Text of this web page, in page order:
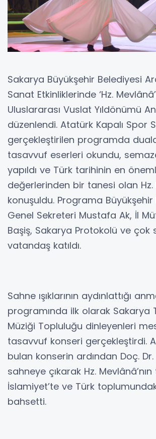
Sakarya Büyükşehir Belediyesi
Sanat Etkinliklerinde ‘Hz.
Uluslararası Vuslat Yıldönümü
düzenlendi. Atatürk Kapalı Spor
gerçekleştirilen programda
tasavvuf eserleri okundu,
yapıldı ve Türk tarihinin en
değerlerinden bir tanesi olan Hz.
konuşuldu. Programa Büyükşehir
Genel Sekreteri Mustafa Ak, İl
Başiş, Sakarya Protokolü ve çok
vatandaş katıldı.
Sahne ışıklarının aydınlattığı
programında ilk olarak Sakarya
Müziği Topluluğu dinleyenleri
tasavvuf konseri gerçekleştirdi.
bulan konserin ardından Doç. Dr.
sahneye çıkarak Hz.
İslamiyet’te ve Türk
bahsetti.